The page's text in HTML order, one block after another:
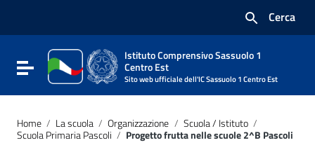
Vai al footer
Cerca
Attiva / disattiva la navigazione
Istituto Comprensivo Sassuolo 1
Centro Est
Sito web ufficiale dell'IC Sassuolo 1 Centro Est
Home / La scuola / Organizzazione / Scuola / Istituto /
Scuola Primaria Pascoli / Progetto frutta nelle scuole 2^B Pascoli